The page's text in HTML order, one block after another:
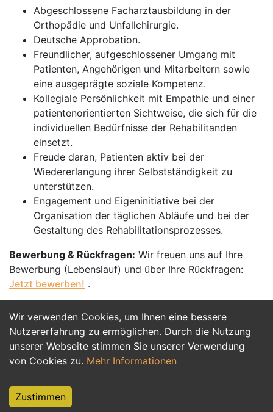
Wir verwenden Cookies, um Ihnen eine bessere
Nutzererfahrung zu ermöglichen. Durch die Nutzung
unserer Webseite stimmen Sie unserer Verwendung
von Cookies zu. Mehr Informationen
Zustimmen
Abgeschlossene Facharztausbildung in der
Orthopädie und Unfallchirurgie.
Deutsche Approbation.
Freundlicher, aufgeschlossener Umgang mit
Patienten, Angehörigen und Mitarbeitern sowie
eine ausgeprägte soziale Kompetenz.
Kollegiale Persönlichkeit mit Empathie und einer
patientenorientierten Sichtweise, die sich für die
individuellen Bedürfnisse der Rehabilitanden
einsetzt.
Freude daran, Patienten aktiv bei der
Wiedererlangung ihrer Selbstständigkeit zu
unterstützen.
Engagement und Eigeninitiative bei der
Organisation der täglichen Abläufe und bei der
Gestaltung des Rehabilitationsprozesses.
Bewerbung & Rückfragen: Wir freuen uns auf Ihre
Bewerbung (Lebenslauf) und über Ihre Rückfragen:
Jetzt bewerben! .
Jetzt Bewerben